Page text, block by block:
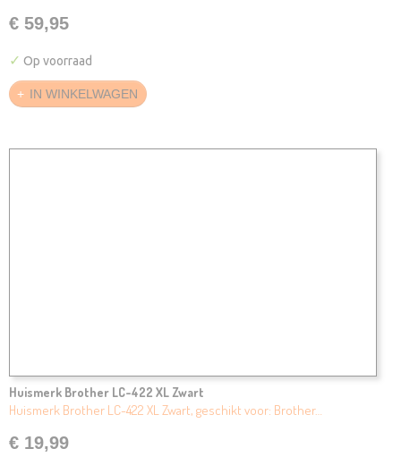
€ 59,95
✓ Op voorraad
IN WINKELWAGEN
Huismerk Brother LC-422 XL Zwart
Huismerk Brother LC-422 XL Zwart, geschikt voor: Brother…
€ 19,99